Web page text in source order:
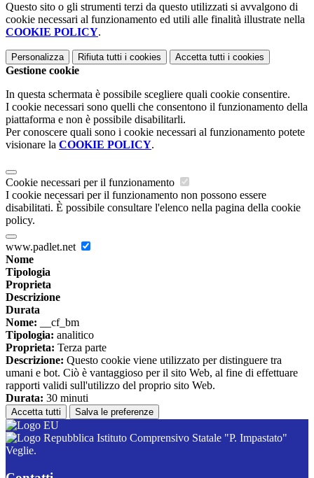
Questo sito o gli strumenti terzi da questo utilizzati si avvalgono di
cookie necessari al funzionamento ed utili alle finalità illustrate nella
COOKIE POLICY.
Personalizza Rifiuta tutti i cookies Accetta tutti i cookies
Gestione cookie
In questa schermata è possibile scegliere quali cookie consentire.
I cookie necessari sono quelli che consentono il funzionamento della
piattaforma e non è possibile disabilitarli.
Per conoscere quali sono i cookie necessari al funzionamento potete
visionare la COOKIE POLICY.
Cookie necessari per il funzionamento
I cookie necessari per il funzionamento non possono essere
disabilitati. È possibile consultare l'elenco nella pagina della cookie
policy.
www.padlet.net
Nome
Tipologia
Proprieta
Descrizione
Durata
Nome: __cf_bm
Tipologia: analitico
Proprieta: Terza parte
Descrizione: Questo cookie viene utilizzato per distinguere tra
umani e bot. Ciò è vantaggioso per il sito Web, al fine di effettuare
rapporti validi sull'utilizzo del proprio sito Web.
Durata: 30 minuti
Accetta tutti Salva le preferenze
Istituto Comprensivo Statale "P. Impastato"
Veglie.